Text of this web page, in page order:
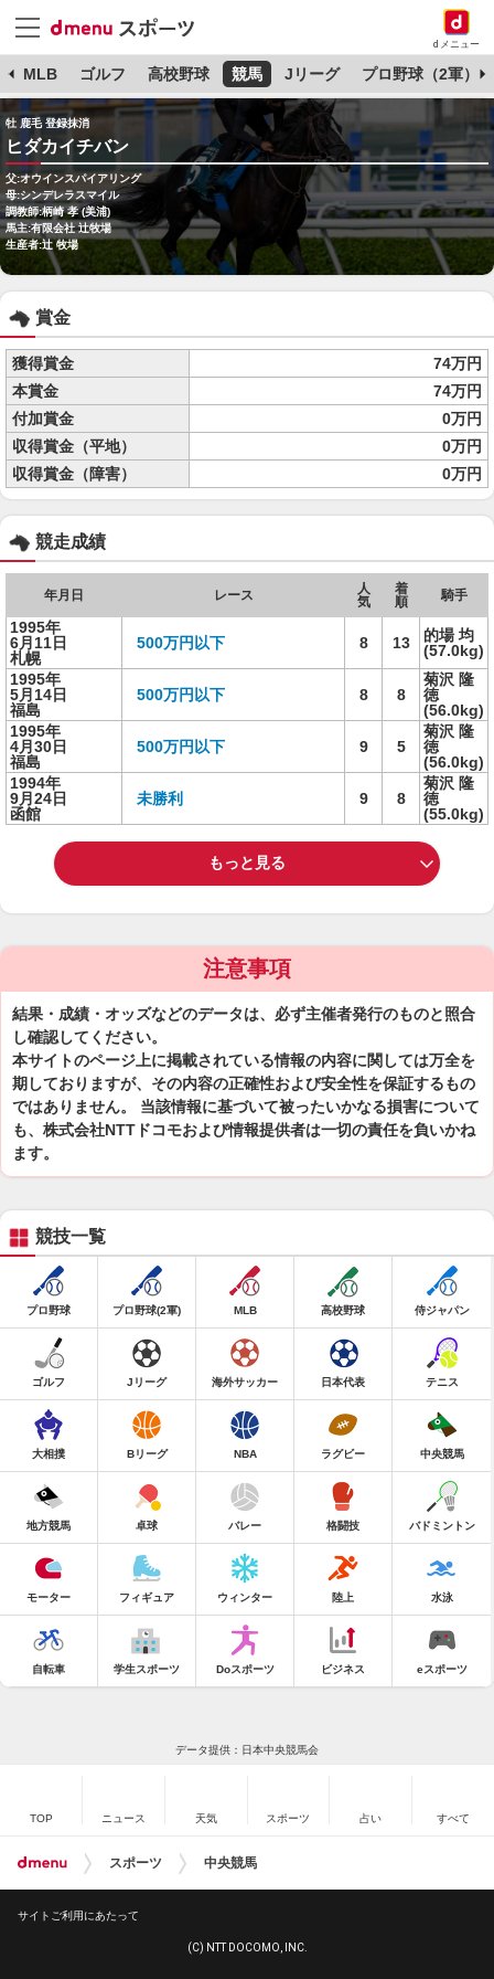
dメニュー
MLB ゴルフ 高校野球 競馬 Jリーグ プロ野球（2軍）
牡 鹿毛 登録抹消
ヒダカイチバン
父:オウインスパイアリング
母:シンデレラスマイル
調教師:柄崎 孝 (美浦)
馬主:有限会社 辻牧場
生産者:辻 牧場
賞金
獲得賞金
74万円
本賞金
74万円
付加賞金
0万円
収得賞金（平地）
0万円
収得賞金（障害）
0万円
競走成績
年月日 レース
人
気
着
順
騎手
1995年
6月11日
札幌
500万円以下 8 13
的場 均
(57.0kg)
1995年
5月14日
福島
500万円以下 8 8
菊沢 隆
徳
(56.0kg)
1995年
4月30日
福島
500万円以下 9 5
菊沢 隆
徳
(56.0kg)
1994年
9月24日
函館
未勝利 9 8
菊沢 隆
徳
(55.0kg)
もっと見る
注意事項
結果・成績・オッズなどのデータは、必ず主催者発行のものと照合
し確認してください。
本サイトのページ上に掲載されている情報の内容に関しては万全を
期しておりますが、その内容の正確性および安全性を保証するもの
ではありません。 当該情報に基づいて被ったいかなる損害について
も、株式会社NTTドコモおよび情報提供者は一切の責任を負いかね
ます。
競技一覧
プロ野球 プロ野球(2軍) MLB 高校野球 侍ジャパン
ゴルフ Jリーグ 海外サッカー 日本代表 テニス
大相撲 Bリーグ NBA ラグビー 中央競馬
地方競馬 卓球 バレー 格闘技 バドミントン
モーター フィギュア ウィンター 陸上 水泳
自転車 学生スポーツ Doスポーツ ビジネス eスポーツ
データ提供：日本中央競馬会
TOP ニュース 天気 スポーツ 占い すべて
スポーツ 中央競馬
サイトご利用にあたって
(C) NTT DOCOMO, INC.